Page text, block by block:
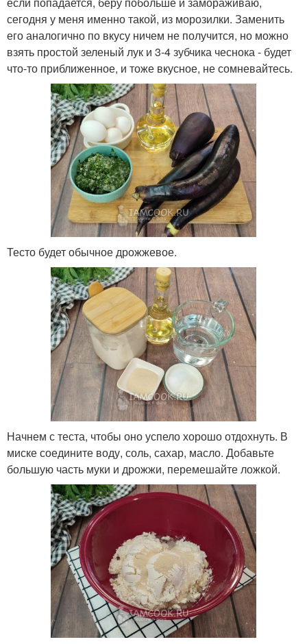
сегодня у меня именно такой, из морозилки. Заменить
его аналогично по вкусу ничем не получится, но можно
взять простой зеленый лук и 3-4 зубчика чеснока - будет
что-то приближенное, и тоже вкусное, не сомневайтесь.
Тесто будет обычное дрожжевое.
Начнем с теста, чтобы оно успело хорошо отдохнуть. В
миске соедините воду, соль, сахар, масло. Добавьте
большую часть муки и дрожжи, перемешайте ложкой.